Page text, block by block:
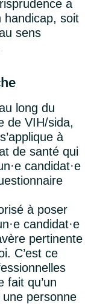
a
handicap, soit
sens
long du
de VIH/sida,
à
de santé qui
candidat·e
à poser
candidat·e
pertinente
C’est ce
fait qu’un
personne